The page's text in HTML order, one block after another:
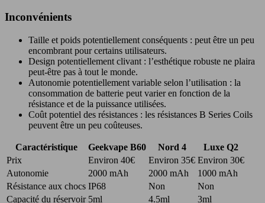
Inconvénients
Taille et poids potentiellement conséquents : peut être un peu
encombrant pour certains utilisateurs.
Design potentiellement clivant : l’esthétique robuste ne plaira
peut-être pas à tout le monde.
Autonomie potentiellement variable selon l’utilisation : la
consommation de batterie peut varier en fonction de la
résistance et de la puissance utilisées.
Coût potentiel des résistances : les résistances B Series Coils
peuvent être un peu coûteuses.
Caractéristique Geekvape B60 Nord 4
Luxe Q2
Prix
Environ 40€ Environ 35€ Environ 30€
Autonomie
2000 mAh 2000 mAh
1000 mAh
Résistance aux chocs IP68 Non
Non
Capacité du réservoir 5ml 4.5ml 3ml